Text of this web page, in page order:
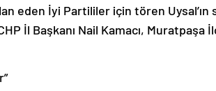
eden İyi Partililer için tören
İl Başkanı Nail Kamacı, Muratpaşa